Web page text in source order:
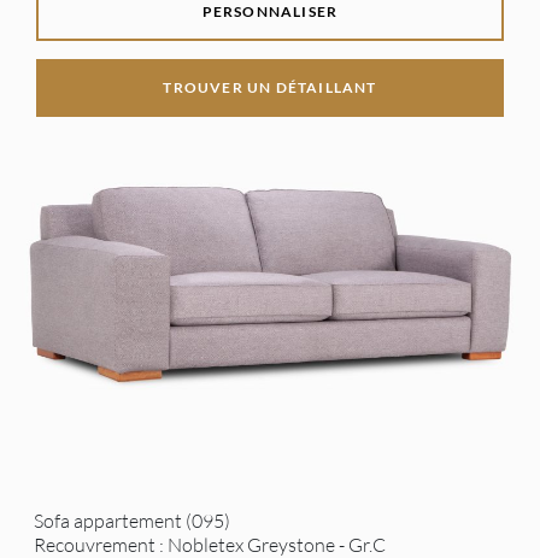
PERSONNALISER
TROUVER UN DÉTAILLANT
Sofa appartement (095)
Recouvrement : Nobletex Greystone - Gr.C